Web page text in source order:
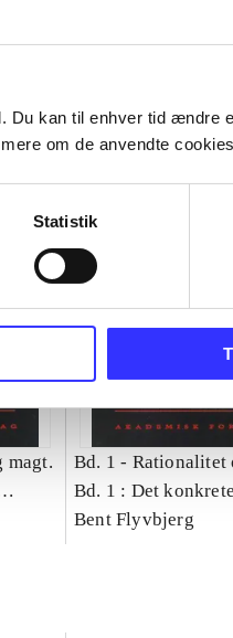
Du kan til enhver tid ændre
om de anvendte cookies
Statistik
magt.
Bd. 1 - Rationalitet
Bd. 1 : Det
videnskab
Bent Flyvbjerg